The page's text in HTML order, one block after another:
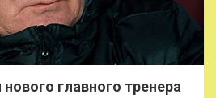
главного тренера